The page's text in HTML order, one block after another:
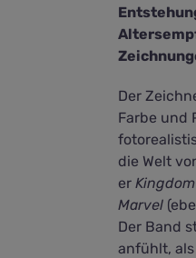
Der
Farbe und
die Welt
er
Marvel
Der Band
anfühlt,